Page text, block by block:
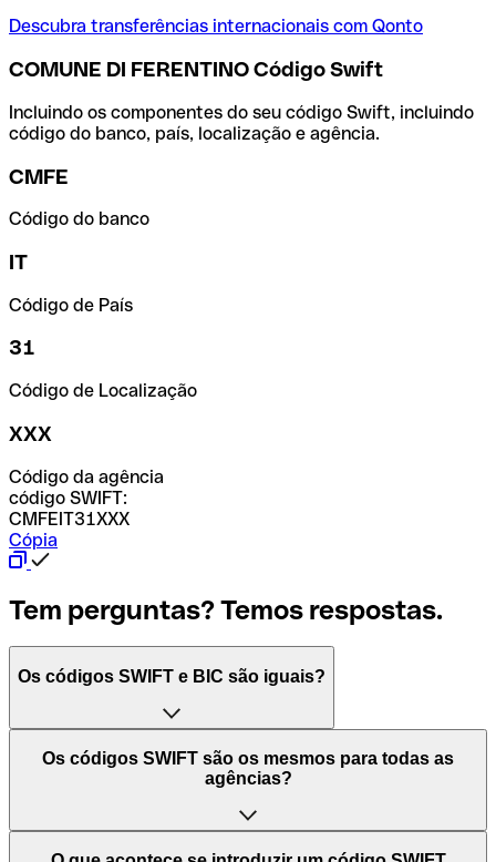
Descubra transferências internacionais com Qonto
COMUNE DI FERENTINO Código Swift
Incluindo os componentes do seu código Swift, incluindo
código do banco, país, localização e agência.
CMFE
Código do banco
IT
Código de País
31
Código de Localização
XXX
Código da agência
código SWIFT:
CMFEIT31XXX
Cópia
Tem perguntas? Temos respostas.
Os códigos SWIFT e BIC são iguais?
O acrónimo SWIFT significa "Society for Worldwide
Interbank Financial Telecommunication (Sociedade para
Mundiais)". Trata-se de uma rede mundial onde se
processam pagamentos entre países. Por outro lado, BIC
Os códigos SWIFT são os mesmos para todas as
agências?